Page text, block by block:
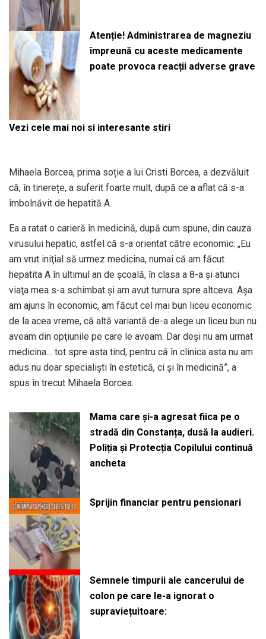
Atenție! Administrarea de magneziu
împreună cu aceste medicamente
poate provoca reacții adverse grave
Vezi cele mai noi si interesante stiri
Mihaela Borcea, prima soție a lui Cristi Borcea, a dezvăluit
că, în tinerețe, a suferit foarte mult, după ce a aflat că s-a
îmbolnăvit de hepatită A.
Ea a ratat o carieră în medicină, după cum spune, din cauza
virusului hepatic, astfel că s-a orientat către economic: „Eu
am vrut iniţial să urmez medicina, numai că am făcut
hepatita A în ultimul an de şcoală, în clasa a 8-a şi atunci
viaţa mea s-a schimbat şi am avut turnura spre altceva. Aşa
am ajuns în economic, am făcut cel mai bun liceu economic
de la acea vreme, că altă variantă de-a alege un liceu bun nu
aveam din opţiunile pe care le aveam. Dar deşi nu am urmat
medicina… tot spre asta tind, pentru că în clinica asta nu am
adus nu doar specialişti în estetică, ci şi în medicină”, a
spus în trecut Mihaela Borcea.
Mama care și-a agresat fiica pe o
stradă din Constanța, dusă la audieri.
Poliția și Protecția Copilului continuă
ancheta
Sprijin financiar pentru pensionari
Semnele timpurii ale cancerului de
colon pe care le-a ignorat o
supraviețuitoare: